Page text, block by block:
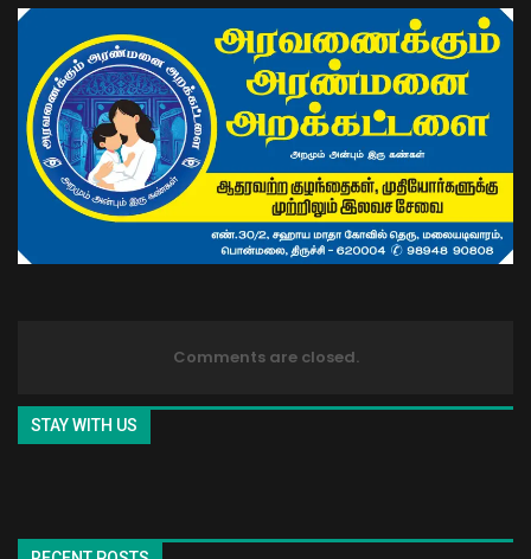
Comments are closed.
STAY WITH US